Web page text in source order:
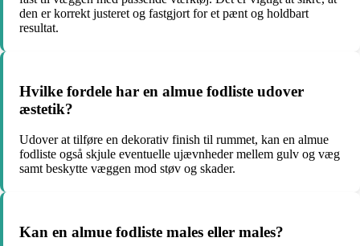
den er korrekt justeret og fastgjort for et pænt og holdbart
resultat.
Hvilke fordele har en almue fodliste udover
æstetik?
Udover at tilføre en dekorativ finish til rummet, kan en almue
fodliste også skjule eventuelle ujævnheder mellem gulv og væg
samt beskytte væggen mod støv og skader.
Kan en almue fodliste males eller males?